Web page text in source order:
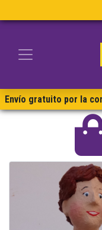
Envío gratuito por la